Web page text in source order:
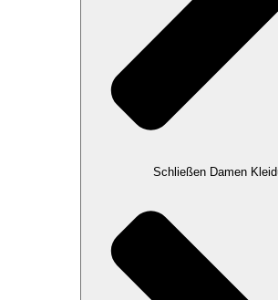
Schließen Damen